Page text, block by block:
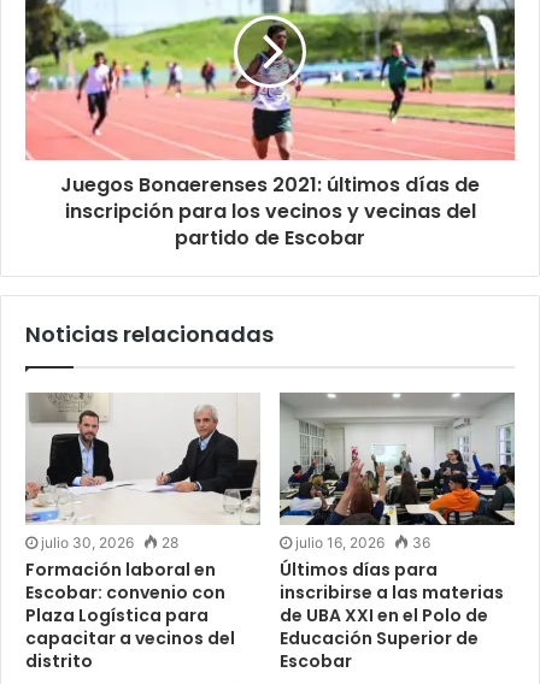
Juegos Bonaerenses 2021: últimos días de
inscripción para los vecinos y vecinas del
partido de Escobar
Noticias relacionadas
julio 30, 2026 28
Formación laboral en
Escobar: convenio con
Plaza Logística para
capacitar a vecinos del
distrito
julio 16, 2026 36
Últimos días para
inscribirse a las materias
de UBA XXI en el Polo de
Educación Superior de
Escobar